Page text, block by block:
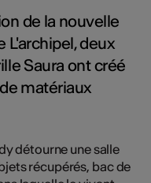
de la nouvelle
L'archipel, deux
Saura ont créé
matériaux
détourne une salle
récupérés, bac de